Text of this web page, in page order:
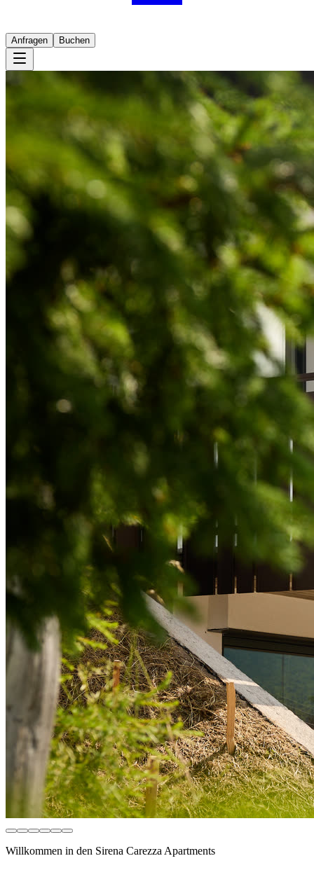
Anfragen Buchen
Willkommen in den Sirena Carezza Apartments